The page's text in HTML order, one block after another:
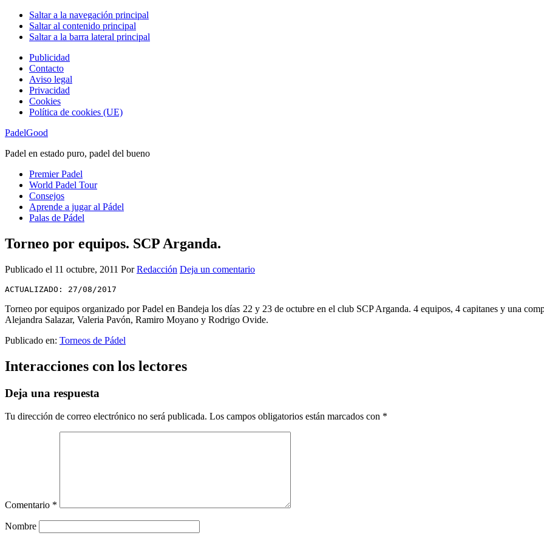
Saltar a la navegación principal
Saltar al contenido principal
Saltar a la barra lateral principal
Publicidad
Contacto
Aviso legal
Privacidad
Cookies
Política de cookies (UE)
PadelGood
Padel en estado puro, padel del bueno
Premier Padel
World Padel Tour
Consejos
Aprende a jugar al Pádel
Palas de Pádel
Torneo por equipos. SCP Arganda.
Publicado el 11 octubre, 2011 PorRedacción Deja un comentario
ACTUALIZADO: 27/08/2017
Torneo por equipos organizado por Padel en Bandeja los días 22 y 23 de octubre en el club SCP Arganda. 4 equipos, 4 capitanes y una
Alejandra Salazar, Valeria Pavón, Ramiro Moyano y Rodrigo Ovide.
Publicado en: Torneos de Pádel
Interacciones con los lectores
Deja una respuesta
Tu dirección de correo electrónico no será publicada. Los campos obligatorios están marcados con *
Comentario *
Nombre